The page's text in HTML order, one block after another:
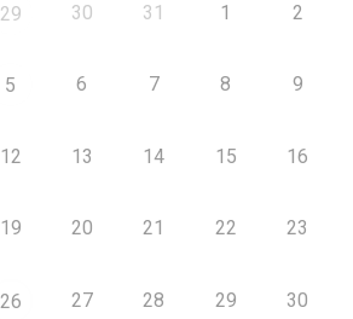
29 30 31 1 2
5 6 7 8 9
12 13 14 15 16
19 20 21 22 23
26 27 28 29 30